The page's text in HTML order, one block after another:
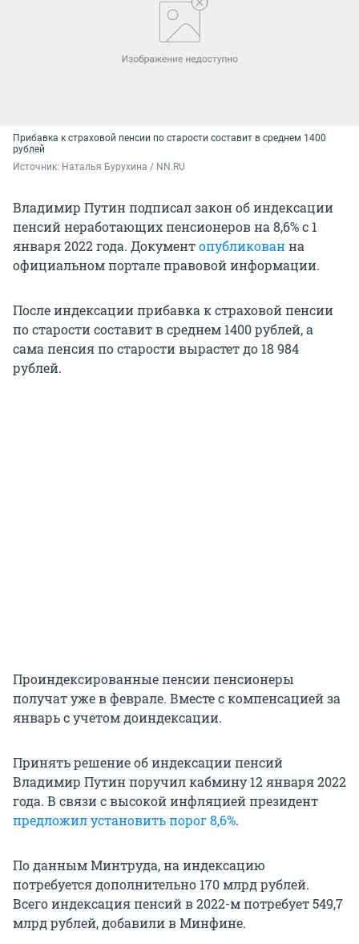
Прибавка к страховой пенсии по старости составит в среднем 1400
рублей
Источник: Наталья Бурухина / NN.RU
Владимир Путин подписал закон об индексации
пенсий неработающих пенсионеров на 8,6% с 1
января 2022 года. Документопубликованна
официальном портале правовой информации.
После индексации прибавка к страховой пенсии
по старости составит в среднем 1400 рублей, а
сама пенсия по старости вырастет до 18 984
рублей.
Проиндексированные пенсии пенсионеры
получат уже в феврале. Вместе с компенсацией за
январь с учетом доиндексации.
Принять решение об индексации пенсий
Владимир Путин поручил кабмину 12 января 2022
года. В связи с высокой инфляцией президент
предложил установить порог 8,6%.
По данным Минтруда, на индексацию
потребуется дополнительно 170 млрд рублей.
Всего индексация пенсий в 2022-м потребует 549,7
млрд рублей, добавили в Минфине.